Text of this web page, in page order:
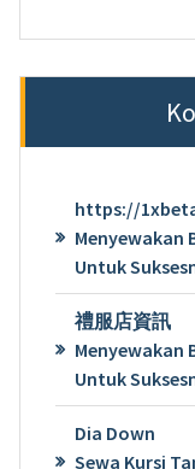
https://
Menyewakan
Untuk
禮服店資訊
Menyewakan
Untuk
Dia Down
Sewa Kursi